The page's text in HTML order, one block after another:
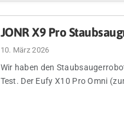
JONR X9 Pro
10. März 2026
Wir haben den
Test. Der Eufy X10 Pro Omni